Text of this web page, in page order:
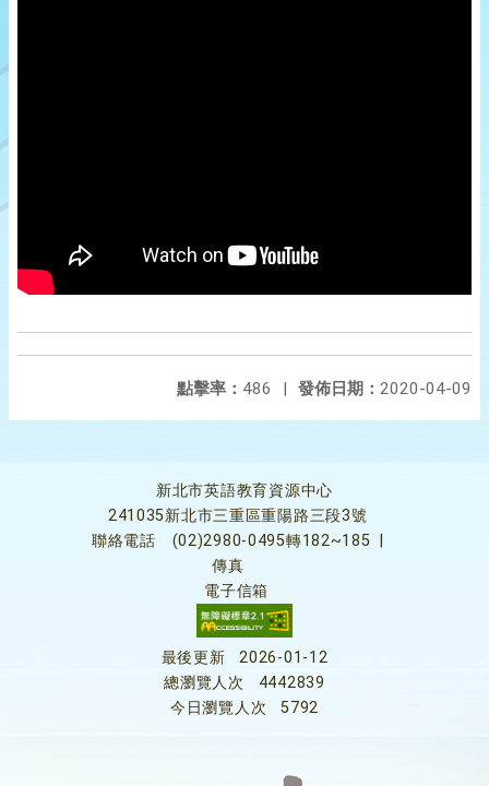
發佈日期： 2020-04-09
點擊率： 486 |
新北市英語教育資源中心
241035新北市三重區重陽路三段3號
聯絡電話
(02)2980-0495轉182~185
傳真
電子信箱
最後更新
2026-01-12
總瀏覽人次
4442839
今日瀏覽人次
5792